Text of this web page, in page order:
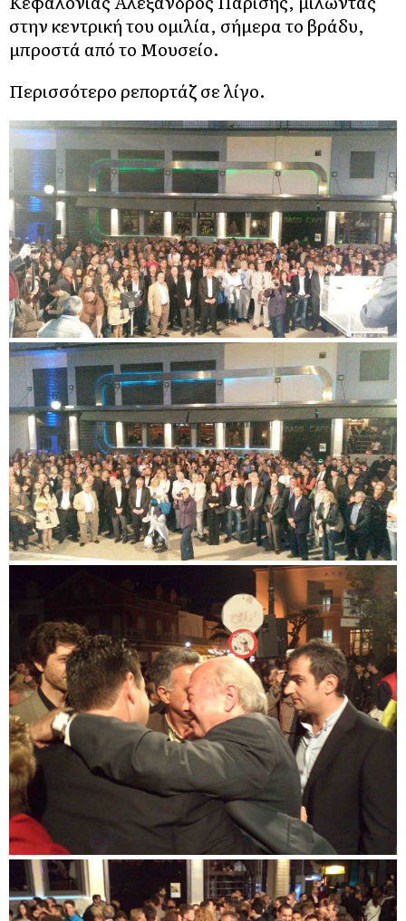
στην κεντρική του ομιλία, σήμερα το βράδυ,
μπροστά από το Μουσείο.
Περισσότερο ρεπορτάζ σε λίγο.